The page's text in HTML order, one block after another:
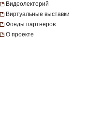
Видеолекторий
Виртуальные выставки
Фонды партнеров
О проекте